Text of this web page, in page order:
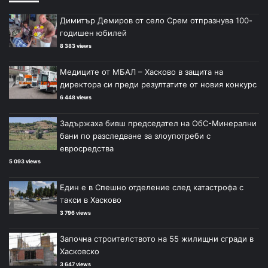
Димитър Демиров от село Срем отпразнува 100-
годишен юбилей
8 383 views
Медиците от МБАЛ – Хасково в защита на
директора си преди резултатите от новия конкурс
6 448 views
Задържаха бивш председател на ОбС-Минерални
бани по разследване за злоупотреби с
евросредства
5 093 views
Един е в Спешно отделение след катастрофа с
такси в Хасково
3 796 views
Започна строителството на 55 жилищни сгради в
Хасковско
3 647 views